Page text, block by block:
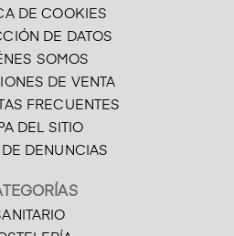
DE COOKIES
DE DATOS
SOMOS
DE VENTA
FRECUENTES
DEL SITIO
DENUNCIAS